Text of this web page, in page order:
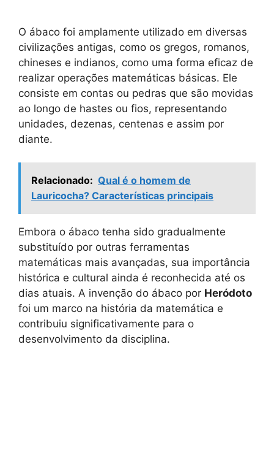
O ábaco foi amplamente utilizado em diversas
civilizações antigas, como os gregos, romanos,
chineses e indianos, como uma forma eficaz de
realizar operações matemáticas básicas. Ele
consiste em contas ou pedras que são movidas
ao longo de hastes ou fios, representando
unidades, dezenas, centenas e assim por
diante.
Relacionado: Qual é o homem de
Lauricocha? Características principais
Embora o ábaco tenha sido gradualmente
substituído por outras ferramentas
matemáticas mais avançadas, sua importância
histórica e cultural ainda é reconhecida até os
dias atuais. A invenção do ábaco por Heródoto
foi um marco na história da matemática e
contribuiu significativamente para o
desenvolvimento da disciplina.